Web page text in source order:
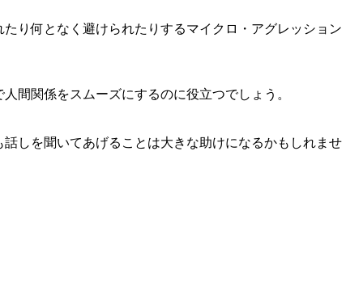
り何となく避けられたりするマイクロ・アグレッション
間関係をスムーズにするのに役立つでしょう。
しを聞いてあげることは大きな助けになるかもしれませ